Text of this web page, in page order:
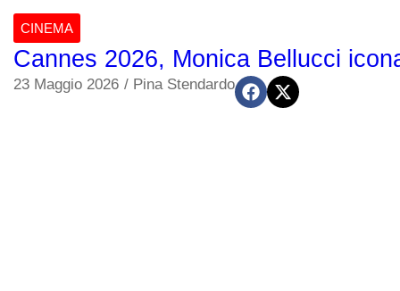
CINEMA
Cannes 2026, Monica Bellucci
23 Maggio 2026 / Pina Stendardo